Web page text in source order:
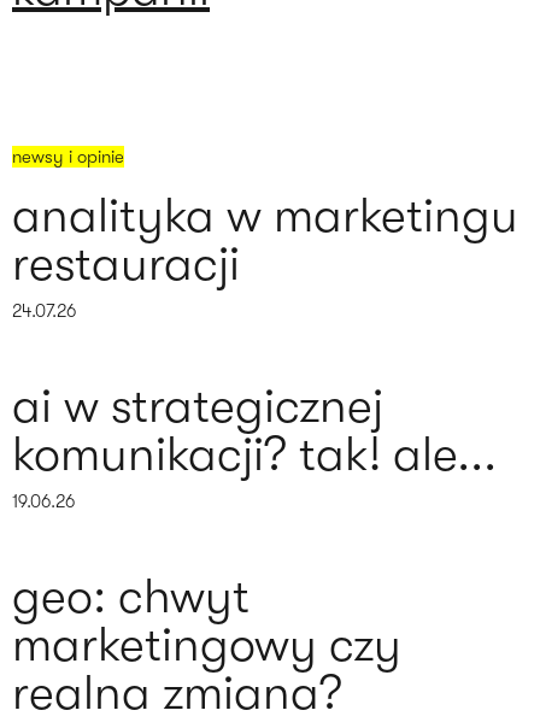
newsy i opinie
analityka w marketingu
restauracji
24.07.26
ai w strategicznej
komunikacji? tak! ale...
19.06.26
geo: chwyt
marketingowy czy
realna zmiana?